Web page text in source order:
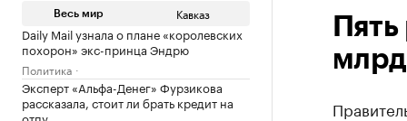
Весь мир Кавказ
Daily Mail узнала о плане «королевских
похорон» экс-принца Эндрю
Политика
Эксперт «Альфа-Денег» Фурзикова
рассказала, стоит ли брать кредит на
отпу